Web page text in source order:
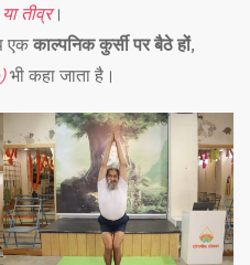
तीव्र।
एक काल्पनिक कुर्सी पर बैठे हों,
भी कहा जाता है।